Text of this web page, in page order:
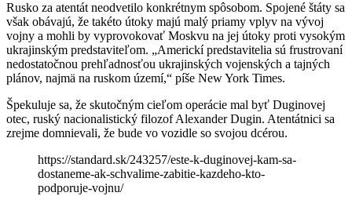
Rusko za atentát neodvetilo konkrétnym spôsobom. Spojené štáty sa
však obávajú, že takéto útoky majú malý priamy vplyv na vývoj
vojny a mohli by vyprovokovať Moskvu na jej útoky proti vysokým
ukrajinským predstaviteľom. „Americkí predstavitelia sú frustrovaní
nedostatočnou prehľadnosťou ukrajinských vojenských a tajných
plánov, najmä na ruskom území,“ píše New York Times.
Špekuluje sa, že skutočným cieľom operácie mal byť Duginovej
otec, ruský nacionalistický filozof Alexander Dugin. Atentátnici sa
zrejme domnievali, že bude vo vozidle so svojou dcérou.
https://standard.sk/243257/este-k-duginovej-kam-sa-
dostaneme-ak-schvalime-zabitie-kazdeho-kto-
podporuje-vojnu/